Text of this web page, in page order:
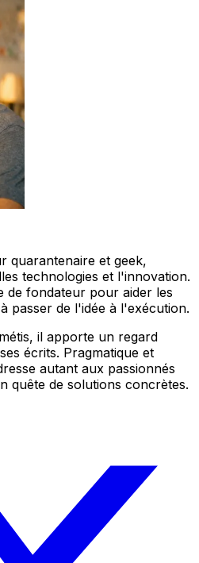
quarantenaire et geek,
technologies et l'innovation.
de fondateur pour aider les
passer de l'idée à l'exécution.
il apporte un regard
écrits. Pragmatique et
autant aux passionnés
quête de solutions concrètes.